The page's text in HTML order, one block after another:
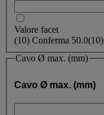
Valore facet
(10) Conferma 50.0(10)
Cavo Ø max. (mm)
Cavo Ø max. (mm)